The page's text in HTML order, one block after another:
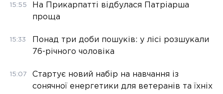
15:55
На Прикарпатті відбулася Патріарша
проща
15:33
Понад три доби пошуків: у лісі розшукали
76-річного чоловіка
15:07
Стартує новий набір на навчання із
сонячної енергетики для ветеранів та їхніх